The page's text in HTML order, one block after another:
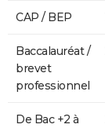
CAP / BEP
Baccalauréat /
brevet
professionnel
De Bac +2 à